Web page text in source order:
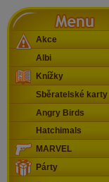
Menu
Akce
Albi
Knížky
Sběratelské karty
Angry Birds
Hatchimals
MARVEL
Párty